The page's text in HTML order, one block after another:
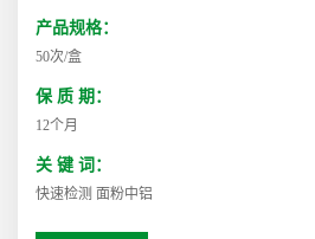
产品规格：
50次/盒
保 质 期：
12个月
关 键 词：
快速检测 面粉中铝